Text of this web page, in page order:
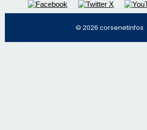
© 2026 corsenetinfos